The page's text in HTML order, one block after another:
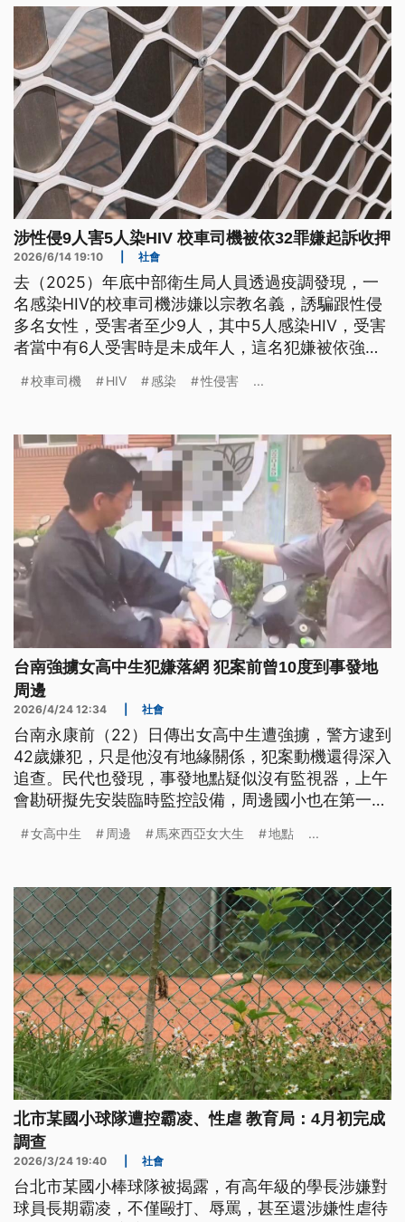
涉性侵9人害5人染HIV 校車司機被依32罪嫌起訴收押
2026/6/14 19:10 社會
去（2025）年底中部衛生局人員透過疫調發現，一
名感染HIV的校車司機涉嫌以宗教名義，誘騙跟性侵
多名女性，受害者至少9人，其中5人感染HIV，受害
者當中有6人受害時是未成年人，這名犯嫌被依強制
校車司機 HIV 感染 性侵害 ...
台南強擄女高中生犯嫌落網 犯案前曾10度到事發地
周邊
2026/4/24 12:34 社會
台南永康前（22）日傳出女高中生遭強擄，警方逮到
42歲嫌犯，只是他沒有地緣關係，犯案動機還得深入
追查。民代也發現，事發地點疑似沒有監視器，上午
會勘研擬先安裝臨時監控設備，周邊國小也在第一時
子，遇到緊急狀況可吹哨求救。
女高中生 周邊 馬來西亞女大生 地點 ...
北市某國小球隊遭控霸凌、性虐 教育局：4月初完成
調查
2026/3/24 19:40 社會
台北市某國小棒球隊被揭露，有高年級的學長涉嫌對
球員長期霸凌，不僅毆打、辱罵，甚至還涉嫌性虐待